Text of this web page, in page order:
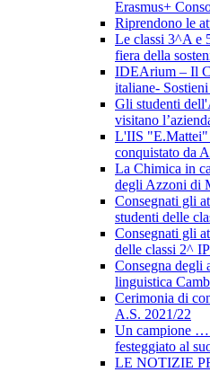
Erasmus+
Riprendono le
Le classi 3^A e
fiera della
IDEArium – Il
italiane-
Gli studenti
visitano
L'IIS "E.Mattei"
conquistato da
La Chimica in
degli Azzoni di
Consegnati gli
studenti delle
Consegnati gli
delle classi 2^
Consegna degli
linguistica
Cerimonia di
A.S. 2021/22
Un campione …
festeggiato al
LE NOTIZIE